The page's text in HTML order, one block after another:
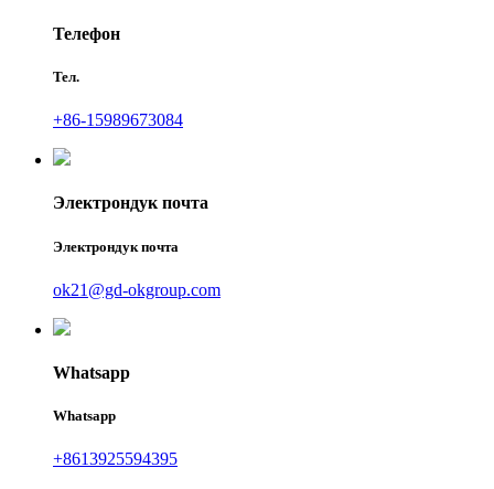
Телефон
Тел.
+86-15989673084
Электрондук почта
Электрондук почта
ok21@gd-okgroup.com
Whatsapp
Whatsapp
+8613925594395